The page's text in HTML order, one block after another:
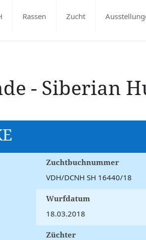
Rassen Zucht
- Siberian
Zuchtbuchnummer
VDH/DCNH SH 16440/18
Wurfdatum
18.03.2018
Züchter